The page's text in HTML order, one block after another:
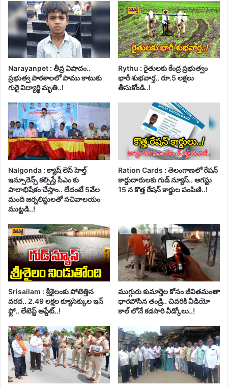
Narayanpet : తీవ్ర విషాదం..
ప్రభుత్వ పాఠశాలలో పాము కాటుకు
గురై విద్యార్థి మృతి..!
Rythu : రైతులకు కేంద్ర ప్రభుత్వం
భారీ శుభవార్త.. రూ.5 లక్షలు
తీసుకోండి..!
Nalgonda : క్యాష్ లెస్ హెల్త్
ఇన్సూరెన్స్ కల్పిస్తే సీఎం కు
పాలాభిషేకం చేస్తాం.. లేదంటే 5వేల
మంది జర్నలిస్టులతో సచివాలయం
ముట్టడి..!
Ration Cards : తెలంగాణలో రేషన్
కార్డుదారులకు గుడ్ న్యూస్.. ఆగస్టు
15 న కొత్త రేషన్ కార్డుల పంపిణి..!
Srisailam : శ్రీశైలంకు పోటెత్తిన
వరద.. 2.49 లక్షల క్యూసెక్కుల ఇన్
ఫ్లో.. లేటెస్ట్ అప్డేట్..!
ముగ్గురు కుమార్తెల కోసం జీవితమంతా
ధారపోసిన తండ్రి.. చివరికి వీడియో
కాల్ లోనే కడసారి వీడ్కోలు..!